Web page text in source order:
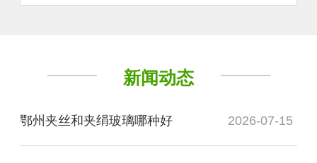
新闻动态
鄂州夹丝和夹绢玻璃哪种好 2026-07-15